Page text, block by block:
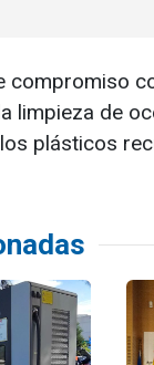
compromiso
limpieza de
plásticos